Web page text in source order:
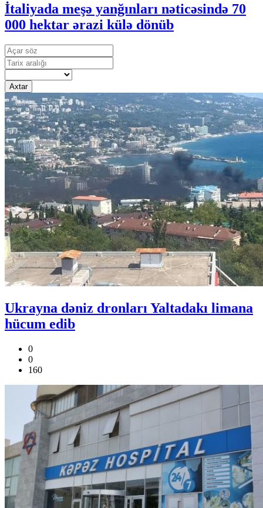
İtaliyada meşə yanğınları nəticəsində 70
000 hektar ərazi külə dönüb
Axtar
Ukrayna dəniz dronları Yaltadakı limana
hücum edib
0
0
160